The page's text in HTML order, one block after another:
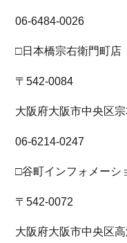
06-6484-0026
□日本橋宗右衛門町店
〒542-0084
大阪府大阪市中央区
06-6214-0247
□谷町インフォメーシ
〒542-0072
大阪府大阪市中央区